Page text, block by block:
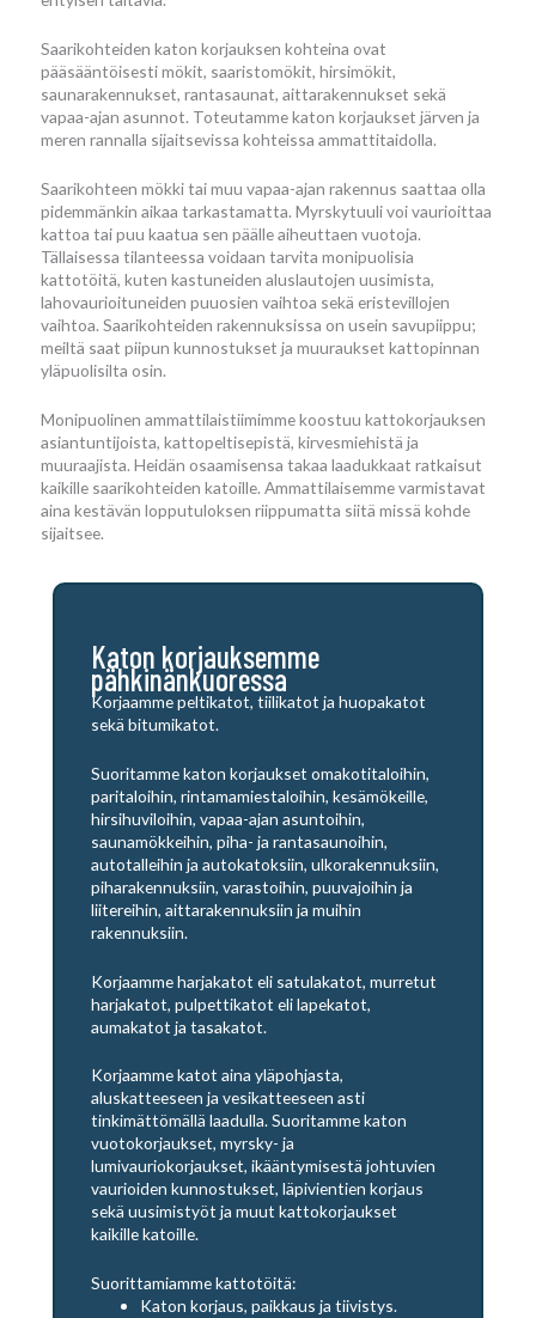
Saarikohteiden katon korjauksen kohteina ovat
pääsääntöisesti mökit, saaristomökit, hirsimökit,
saunarakennukset, rantasaunat, aittarakennukset sekä
vapaa-ajan asunnot. Toteutamme katon korjaukset järven ja
meren rannalla sijaitsevissa kohteissa ammattitaidolla.
Saarikohteen mökki tai muu vapaa-ajan rakennus saattaa olla
pidemmänkin aikaa tarkastamatta. Myrskytuuli voi vaurioittaa
kattoa tai puu kaatua sen päälle aiheuttaen vuotoja.
Tällaisessa tilanteessa voidaan tarvita monipuolisia
kattotöitä, kuten kastuneiden aluslautojen uusimista,
lahovaurioituneiden puuosien vaihtoa sekä eristevillojen
vaihtoa. Saarikohteiden rakennuksissa on usein savupiippu;
meiltä saat piipun kunnostukset ja muuraukset kattopinnan
yläpuolisilta osin.
Monipuolinen ammattilaistiimimme koostuu kattokorjauksen
asiantuntijoista, kattopeltisepistä, kirvesmiehistä ja
muuraajista. Heidän osaamisensa takaa laadukkaat ratkaisut
kaikille saarikohteiden katoille. Ammattilaisemme varmistavat
aina kestävän lopputuloksen riippumatta siitä missä kohde
sijaitsee.
Katon korjauksemme
pähkinänkuoressa
Korjaamme peltikatot, tiilikatot ja huopakatot
sekä bitumikatot.
Suoritamme katon korjaukset omakotitaloihin,
paritaloihin, rintamamiestaloihin, kesämökeille,
hirsihuviloihin, vapaa-ajan asuntoihin,
saunamökkeihin, piha- ja rantasaunoihin,
autotalleihin ja autokatoksiin, ulkorakennuksiin,
piharakennuksiin, varastoihin, puuvajoihin ja
liitereihin, aittarakennuksiin ja muihin
rakennuksiin.
Korjaamme harjakatot eli satulakatot, murretut
harjakatot, pulpettikatot eli lapekatot,
aumakatot ja tasakatot.
Korjaamme katot aina yläpohjasta,
aluskatteeseen ja vesikatteeseen asti
tinkimättömällä laadulla. Suoritamme katon
vuotokorjaukset, myrsky- ja
lumivauriokorjaukset, ikääntymisestä johtuvien
vaurioiden kunnostukset, läpivientien korjaus
sekä uusimistyöt ja muut kattokorjaukset
kaikille katoille.
Suorittamiamme kattotöitä:
Katon korjaus, paikkaus ja tiivistys.